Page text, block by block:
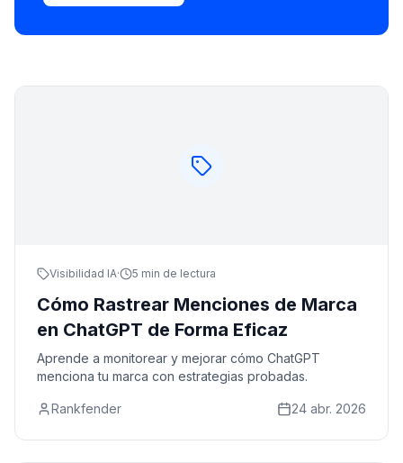
Visibilidad IA· 5 min de lectura
Cómo Rastrear Menciones de Marca
en ChatGPT de Forma Eficaz
Aprende a monitorear y mejorar cómo ChatGPT
menciona tu marca con estrategias probadas.
Rankfender 24 abr. 2026